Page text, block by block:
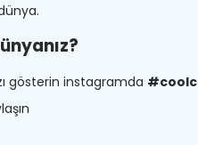
gösterin instagramda